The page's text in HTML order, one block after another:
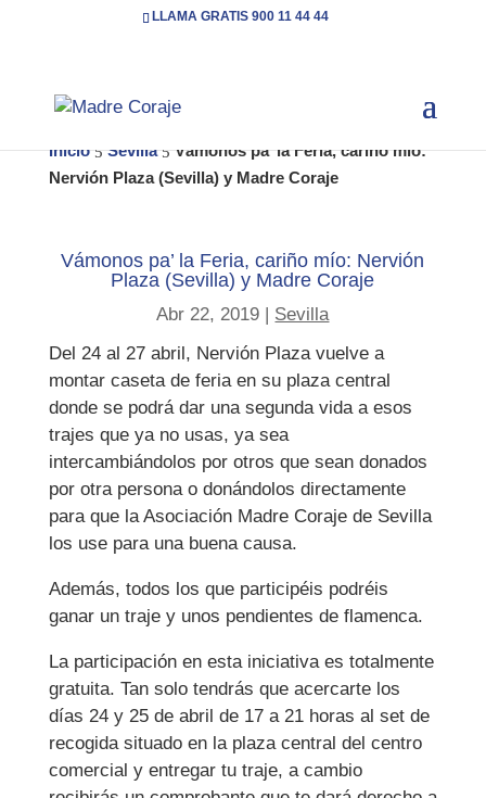
LLAMA GRATIS 900 11 44 44
Inicio 5 Sevilla 5 Vámonos pa’ la Feria, cariño mío:
Nervión Plaza (Sevilla) y Madre Coraje
Vámonos pa’ la Feria, cariño mío: Nervión
Plaza (Sevilla) y Madre Coraje
Abr 22, 2019 | Sevilla
Del 24 al 27 abril, Nervión Plaza vuelve a
montar caseta de feria en su plaza central
donde se podrá dar una segunda vida a esos
trajes que ya no usas, ya sea
intercambiándolos por otros que sean donados
por otra persona o donándolos directamente
para que la Asociación Madre Coraje de Sevilla
los use para una buena causa.
Además, todos los que participéis podréis
ganar un traje y unos pendientes de flamenca.
La participación en esta iniciativa es totalmente
gratuita. Tan solo tendrás que acercarte los
días 24 y 25 de abril de 17 a 21 horas al set de
recogida situado en la plaza central del centro
comercial y entregar tu traje, a cambio